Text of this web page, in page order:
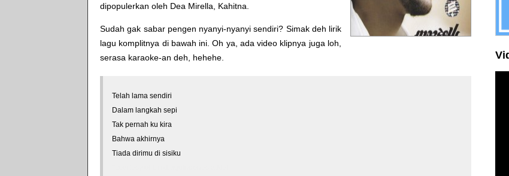
dipopulerkan oleh Dea Mirella, Kahitna.
Sudah gak sabar pengen nyanyi-nyanyi sendiri? Simak deh lirik
lagu komplitnya di bawah ini. Oh ya, ada video klipnya juga loh,
serasa karaoke-an deh, hehehe.
Telah lama sendiri
Dalam langkah sepi
Tak pernah ku kira
Bahwa akhirnya
Tiada dirimu di sisiku